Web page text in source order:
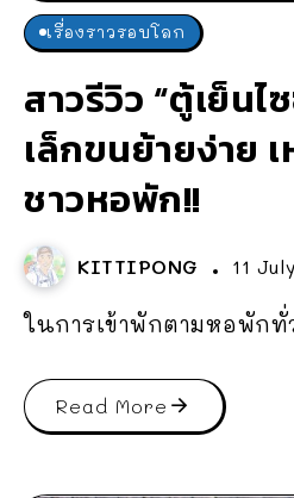
เรื่องราวรอบโลก
สาวรีวิว “ตู้เย็นไ
เล็กขนย้ายง่าย
ชาวหอพัก!!
KITTIPONG 11
ในการเข้าพักตามหอพักทั่
Read More